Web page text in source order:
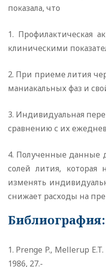
показала, что
1. Профилактическая
клиническими
2. При приеме лития
маниакальных фаз и
3. Индивидуальная
сравнению с их
4. Полученные данные
солей лития, которая
изменять
снижает расходы на
Библиография:
1. Prenge P., Mellerup
1986, 27.-